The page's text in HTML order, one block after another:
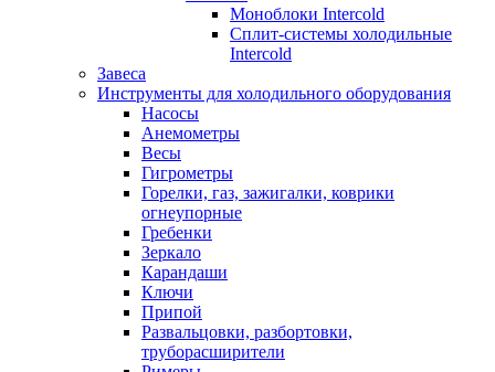
Моноблоки Intercold
Сплит-системы холодильные
Intercold
Завеса
Инструменты для холодильного оборудования
Насосы
Анемометры
Весы
Гигрометры
Горелки, газ, зажигалки, коврики
огнеупорные
Гребенки
Зеркало
Карандаши
Ключи
Припой
Развальцовки, разбортовки,
труборасширители